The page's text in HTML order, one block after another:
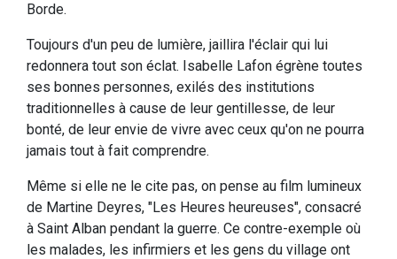
Borde.
Toujours d'un peu de lumière, jaillira l'éclair qui lui
redonnera tout son éclat. Isabelle Lafon égrène toutes
ses bonnes personnes, exilés des institutions
traditionnelles à cause de leur gentillesse, de leur
bonté, de leur envie de vivre avec ceux qu'on ne pourra
jamais tout à fait comprendre.
Même si elle ne le cite pas, on pense au film lumineux
de Martine Deyres, "Les Heures heureuses", consacré
à Saint Alban pendant la guerre. Ce contre-exemple où
les malades, les infirmiers et les gens du village ont